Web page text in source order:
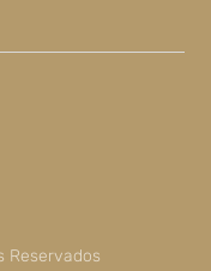
Reservados